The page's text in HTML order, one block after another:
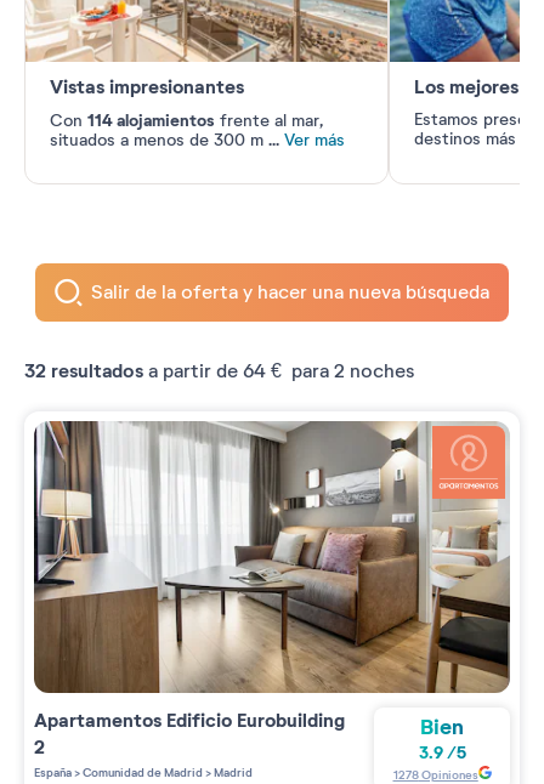
Vistas impresionantes
Con 114 alojamientos frente al mar,
situados a menos de 300 m ... Ver más
Los mejores
Estamos
destinos más
Salir de la oferta y hacer una nueva búsqueda
32 resultados a partir de 64 € para 2 noches
Apartamentos Edificio Eurobuilding
2
España>Comunidad de Madrid>Madrid
Bien
3.9/5
1278Opiniones